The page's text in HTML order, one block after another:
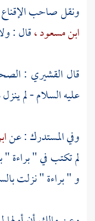
ونقل صاحب
ابن مسعود ،قال :
قال القشيري :
عليه السلام - لم ينزل
وفي المستدرك : عن
لم تكتب في " براءة "
و " براءة " نزلت